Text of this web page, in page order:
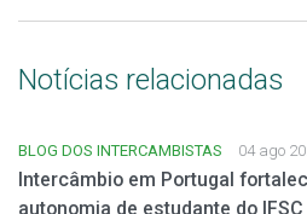
Notícias relacionadas
BLOG DOS INTERCAMBISTAS 04 ago
Intercâmbio em Portugal
autonomia de estudante do IFSC